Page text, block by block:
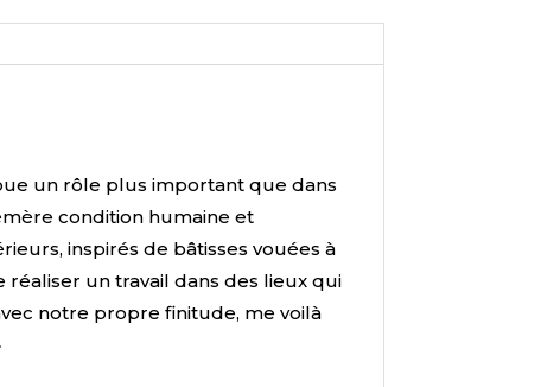
un rôle plus important que dans
condition humaine et
inspirés de bâtisses vouées à
un travail dans des lieux qui
notre propre finitude, me voilà